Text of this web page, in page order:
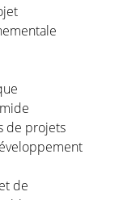
de projets
de